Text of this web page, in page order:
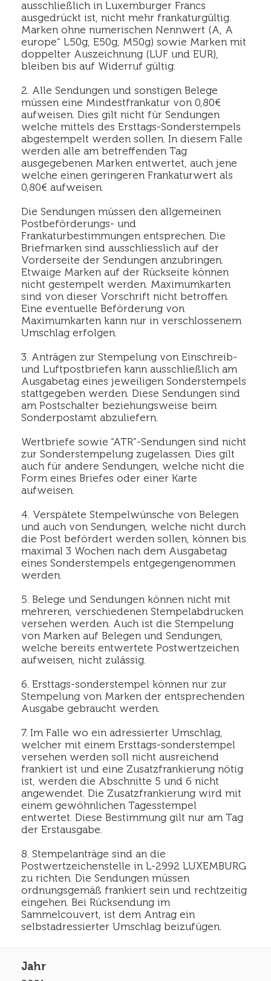
ausschließlich in Luxemburger Francs
ausgedrückt ist, nicht mehr frankaturgültig.
Marken ohne numerischen Nennwert (A, A
europe“ L50g, E50g, M50g) sowie Marken mit
doppelter Auszeichnung (LUF und EUR),
bleiben bis auf Widerruf gültig.
2. Alle Sendungen und sonstigen Belege
müssen eine Mindestfrankatur von 0,80€
aufweisen. Dies gilt nicht für Sendungen
welche mittels des Ersttags-Sonderstempels
abgestempelt werden sollen. In diesem Falle
werden alle am betreffenden Tag
ausgegebenen Marken entwertet, auch jene
welche einen geringeren Frankaturwert als
0,80€ aufweisen.
Die Sendungen müssen den allgemeinen
Postbeförderungs- und
Frankaturbestimmungen entsprechen. Die
Briefmarken sind ausschliesslich auf der
Vorderseite der Sendungen anzubringen.
Etwaige Marken auf der Rückseite können
nicht gestempelt werden. Maximumkarten
sind von dieser Vorschrift nicht betroffen.
Eine eventuelle Beförderung von
Maximumkarten kann nur in verschlossenem
Umschlag erfolgen.
3. Anträgen zur Stempelung von Einschreib-
und Luftpostbriefen kann ausschließlich am
Ausgabetag eines jeweiligen Sonderstempels
stattgegeben werden. Diese Sendungen sind
am Postschalter beziehungsweise beim
Sonderpostamt abzuliefern.
Wertbriefe sowie “ATR”-Sendungen sind nicht
zur Sonderstempelung zugelassen. Dies gilt
auch für andere Sendungen, welche nicht die
Form eines Briefes oder einer Karte
aufweisen.
4. Verspätete Stempelwünsche von Belegen
und auch von Sendungen, welche nicht durch
die Post befördert werden sollen, können bis
maximal 3 Wochen nach dem Ausgabetag
eines Sonderstempels entgegengenommen
werden.
5. Belege und Sendungen können nicht mit
mehreren, verschiedenen Stempelabdrucken
versehen werden. Auch ist die Stempelung
von Marken auf Belegen und Sendungen,
welche bereits entwertete Postwertzeichen
aufweisen, nicht zulässig.
6. Ersttags-sonderstempel können nur zur
Stempelung von Marken der entsprechenden
Ausgabe gebraucht werden.
7. Im Falle wo ein adressierter Umschlag,
welcher mit einem Ersttags-sonderstempel
versehen werden soll nicht ausreichend
frankiert ist und eine Zusatzfrankierung nötig
ist, werden die Abschnitte 5 und 6 nicht
angewendet. Die Zusatzfrankierung wird mit
einem gewöhnlichen Tagesstempel
entwertet. Diese Bestimmung gilt nur am Tag
der Erstausgabe.
8. Stempelanträge sind an die
Postwertzeichenstelle in L-2992 LUXEMBURG
zu richten. Die Sendungen müssen
ordnungsgemäß frankiert sein und rechtzeitig
eingehen. Bei Rücksendung im
Sammelcouvert, ist dem Antrag ein
selbstadressierter Umschlag beizufügen.